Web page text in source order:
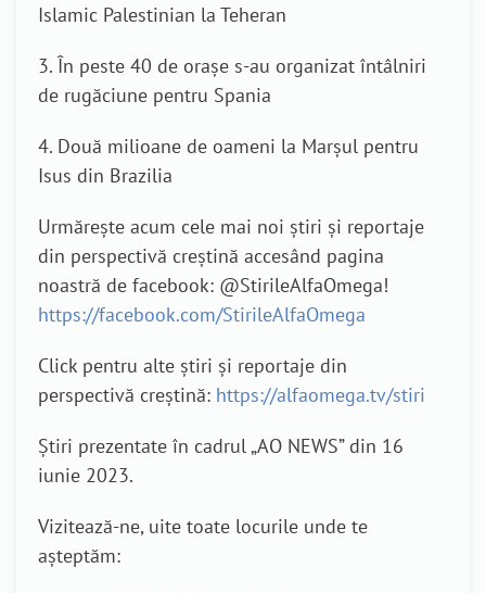
Islamic Palestinian la Teheran
3. În peste 40 de orașe s-au organizat întâlniri
de rugăciune pentru Spania
4. Două milioane de oameni la Marșul pentru
Isus din Brazilia
Urmărește acum cele mai noi știri și reportaje
din perspectivă creștină accesând pagina
noastră de facebook: @StirileAlfaOmega!
https://facebook.com/StirileAlfaOmega
Click pentru alte știri și reportaje din
perspectivă creștină: https://alfaomega.tv/stiri
Știri prezentate în cadrul „AO NEWS” din 16
iunie 2023.
Vizitează-ne, uite toate locurile unde te
așteptăm: